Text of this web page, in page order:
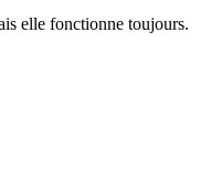
elle fonctionne toujours.